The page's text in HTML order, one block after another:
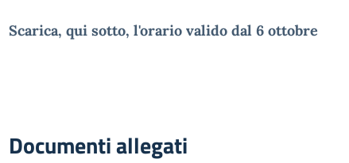
Scarica, qui sotto, l'orario valido dal 6 ottobre
Documenti allegati